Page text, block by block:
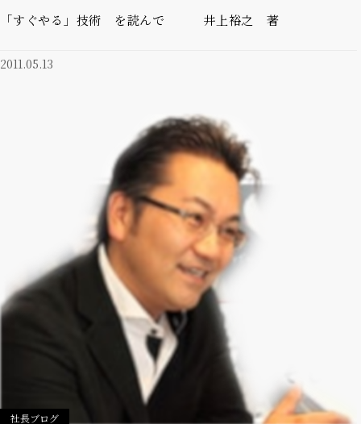
「すぐやる」技術 を読んで 井上裕之 著
2011.05.13
社長ブログ